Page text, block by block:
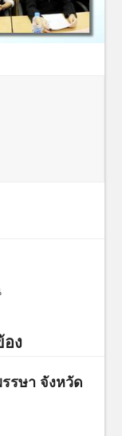
ง
รษา จังหวัด